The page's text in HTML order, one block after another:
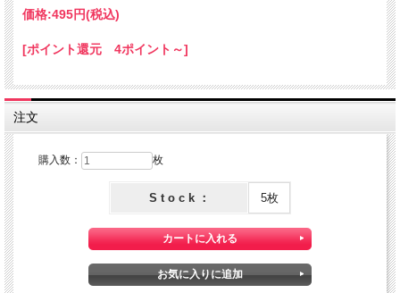
価格:495円(税込)
[ポイント還元 4ポイント～]
注文
購入数： 枚
S t o c k ： 5枚